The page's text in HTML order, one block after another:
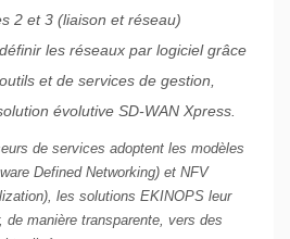
2 et 3 (liaison et réseau)
les réseaux par logiciel grâce
et de services de gestion,
évolutive SD-WAN Xpress.
de services adoptent les modèles
Defined Networking) et NFV
les solutions EKINOPS leur
de manière transparente, vers des